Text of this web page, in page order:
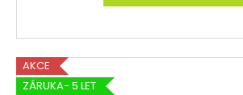
AKCE
ZÁRUKA- 5 LET